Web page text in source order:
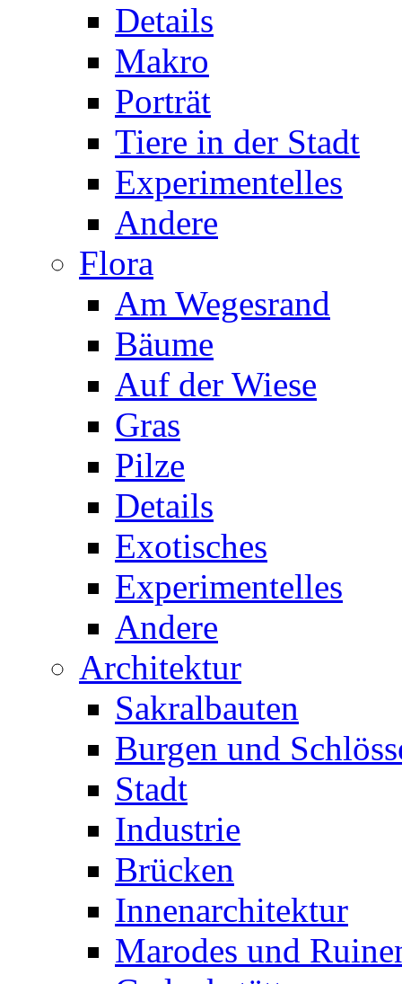
Details
Makro
Porträt
Tiere in der Stadt
Experimentelles
Andere
Flora
Am Wegesrand
Bäume
Auf der Wiese
Gras
Pilze
Details
Exotisches
Experimentelles
Andere
Architektur
Sakralbauten
Burgen und
Stadt
Industrie
Brücken
Innenarchitektur
Marodes und